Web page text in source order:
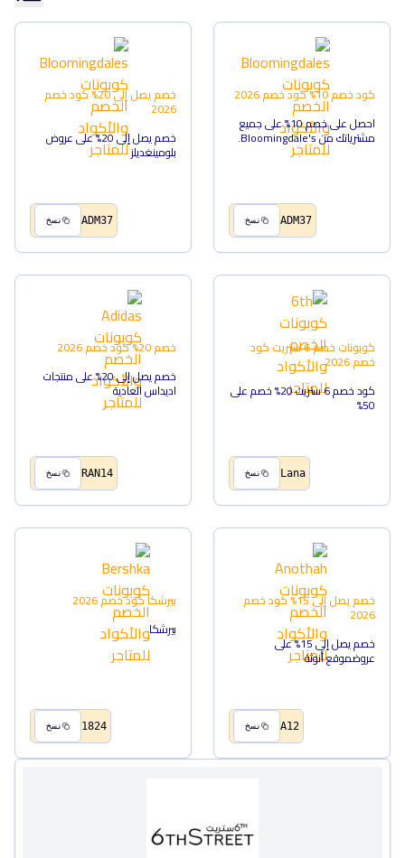
كود خصم 10% كود خصم2026
احصل على خصم 10% على جميع
مشترياتك من Bloomingdale's.
ADM37 نسخ
خصم يصل إلى 20% كود خصم
2026
خصم يصل إلى 20% على عروض
بلومينغديلز
ADM37 نسخ
كوبونات خصم 6 ستريت كود
خصم2026
كود خصم 6 ستريت 20% خصم على
50%
Lana نسخ
خصم 20% كود خصم2026
خصم يصل إلى 20% على منتجات
اديداس العادية
RAN14 نسخ
خصم يصل إلى 15% كود خصم
2026
خصم يصل إلى 15% على
عروضموقع أنوثة
A12 نسخ
بيرشكاكود خصم2026
بيرشكا
1824 نسخ